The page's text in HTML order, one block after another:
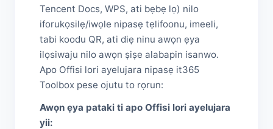
Tencent Docs, WPS, ati bẹbẹ lọ) nilo
iforukọsilẹ/iwọle nipasẹ tẹlifoonu, imeeli,
tabi koodu QR, ati diẹ ninu awọn ẹya
ilọsiwaju nilo awọn ṣiṣe alabapin isanwo.
Apo Offisi lori ayelujara nipasẹ it365
Toolbox pese ojutu to rọrun:
Awọn ẹya pataki ti apo Offisi lori ayelujara
yii: